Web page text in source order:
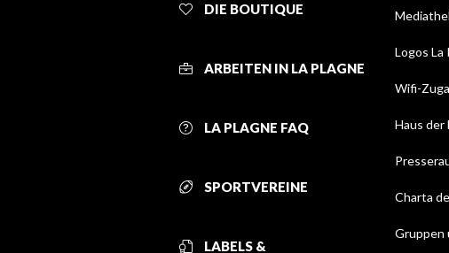
DIE BOUTIQUE
ARBEITEN IN LA PLAGNE
LA PLAGNE FAQ
SPORTVEREINE
LABELS &
Logos La
Wifi-
Haus der
Charta
Gruppen